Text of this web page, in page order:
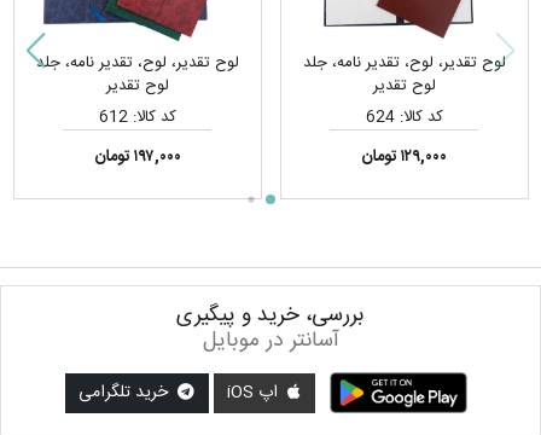
لوح تقدیر، لوح، تقدیر نامه، جلد
لوح تقدیر
کد کالا: 624
۱۲۹,۰۰۰ تومان
لوح تقدیر، لوح، تقدیر نامه، جلد
لوح تقدیر
کد کالا: 612
۱۹۷,۰۰۰ تومان
بررسی، خرید و پیگیری
آسانتر در موبایل
اپ iOS خرید تلگرامی